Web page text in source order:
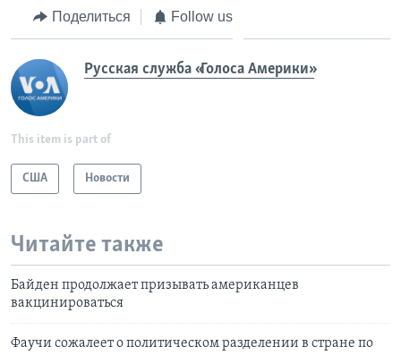
Поделиться Follow us
Русская служба «Голоса Америки»
This item is part of
США Новости
Читайте также
Байден продолжает призывать американцев
вакцинироваться
Фаучи сожалеет о политическом разделении в стране по